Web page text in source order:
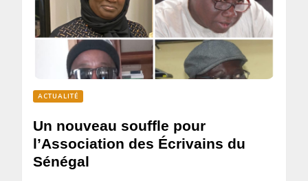
ACTUALITÉ
Un nouveau souffle pour
l’Association des Écrivains du
Sénégal